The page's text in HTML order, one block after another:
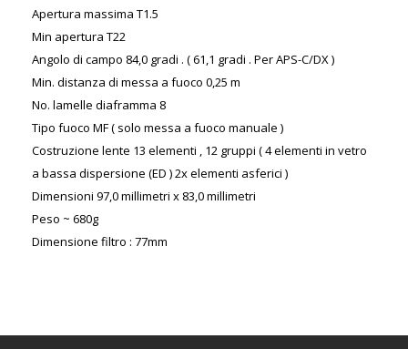
Apertura massima T1.5
Min apertura T22
Angolo di campo 84,0 gradi . ( 61,1 gradi . Per APS-C/DX )
Min. distanza di messa a fuoco 0,25 m
No. lamelle diaframma 8
Tipo fuoco MF ( solo messa a fuoco manuale )
Costruzione lente 13 elementi , 12 gruppi ( 4 elementi in vetro
a bassa dispersione (ED ) 2x elementi asferici )
Dimensioni 97,0 millimetri x 83,0 millimetri
Peso ~ 680g
Dimensione filtro : 77mm